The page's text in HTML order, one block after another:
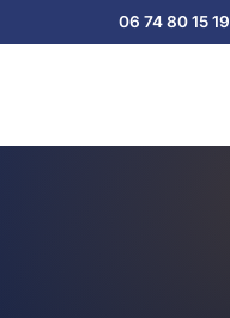
06 74 80 15 19